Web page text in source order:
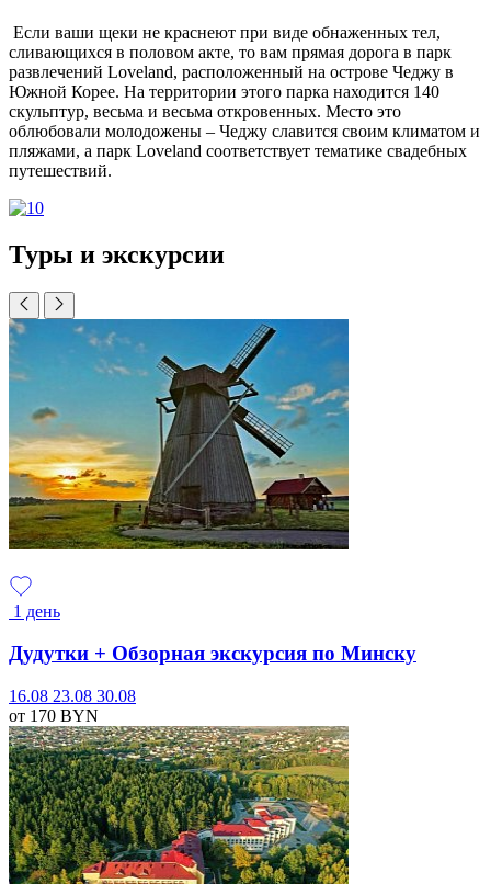
Если ваши щеки не краснеют при виде обнаженных тел,
сливающихся в половом акте, то вам прямая дорога в парк
развлечений Loveland, расположенный на острове Чеджу в
Южной Корее. На территории этого парка находится 140
скульптур, весьма и весьма откровенных. Место это
облюбовали молодожены – Чеджу славится своим климатом и
пляжами, а парк Loveland соответствует тематике свадебных
путешествий.
Туры и экскурсии
1 день
Дудутки + Обзорная экскурсия по Минску
16.08 23.08 30.08
от 170 BYN